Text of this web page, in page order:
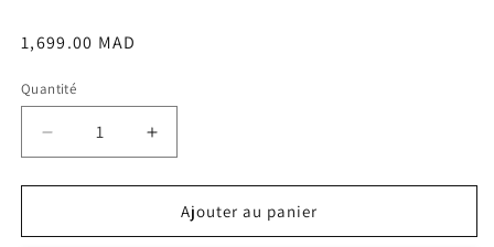
Prix
1,699.00 MAD
Quantité
Réduire
la
quantité
Classeur
Augmenter
la
quantité
Classeur
Ajouter au panier